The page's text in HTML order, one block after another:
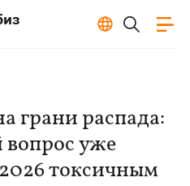
грани распада:
вопрос уже
токсичным